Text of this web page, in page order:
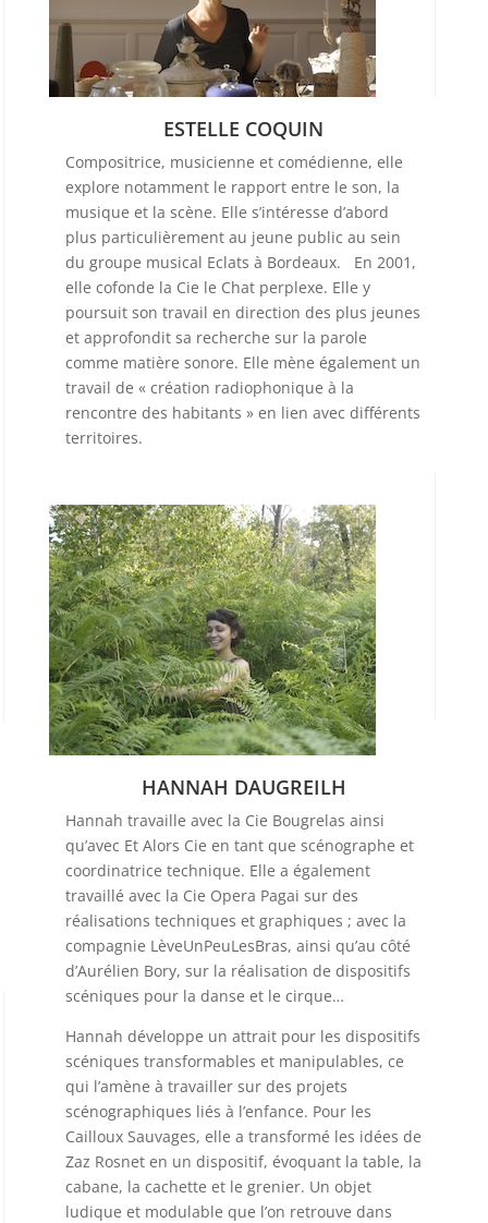
ESTELLE COQUIN
Compositrice, musicienne et comédienne, elle
explore notamment le rapport entre le son, la
musique et la scène. Elle s’intéresse d’abord
plus particulièrement au jeune public au sein
du groupe musical Eclats à Bordeaux. En 2001,
elle cofonde la Cie le Chat perplexe. Elle y
poursuit son travail en direction des plus jeunes
et approfondit sa recherche sur la parole
comme matière sonore. Elle mène également un
travail de « création radiophonique à la
rencontre des habitants » en lien avec différents
territoires.
HANNAH DAUGREILH
Hannah travaille avec la Cie Bougrelas ainsi
qu’avec Et Alors Cie en tant que scénographe et
coordinatrice technique. Elle a également
travaillé avec la Cie Opera Pagai sur des
réalisations techniques et graphiques ; avec la
compagnie LèveUnPeuLesBras, ainsi qu’au côté
d’Aurélien Bory, sur la réalisation de dispositifs
scéniques pour la danse et le cirque…
Hannah développe un attrait pour les dispositifs
scéniques transformables et manipulables, ce
qui l’amène à travailler sur des projets
scénographiques liés à l’enfance. Pour les
Cailloux Sauvages, elle a transformé les idées de
Zaz Rosnet en un dispositif, évoquant la table, la
cabane, la cachette et le grenier. Un objet
ludique et modulable que l’on retrouve dans